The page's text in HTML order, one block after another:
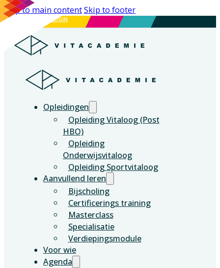
Skip to main contentSkip to footer
DE VITALE GENERATIE LOGIN
Opleidingen
Opleiding Vitaloog (Post
HBO)
Opleiding
Onderwijsvitaloog
Opleiding Sportvitaloog
Aanvullend leren
Bijscholing
Certificerings training
Masterclass
Specialisatie
Verdiepingsmodule
Voor wie
Agenda